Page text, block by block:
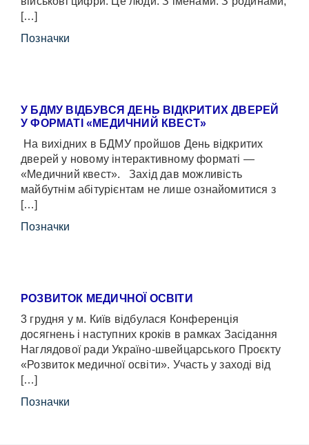
[…]
Позначки
У БДМУ ВІДБУВСЯ ДЕНЬ ВІДКРИТИХ ДВЕРЕЙ
У ФОРМАТІ «МЕДИЧНИЙ КВЕСТ»
На вихідних в БДМУ пройшов День відкритих
дверей у новому інтерактивному форматі —
«Медичний квест». Захід дав можливість
майбутнім абітурієнтам не лише ознайомитися з
[…]
Позначки
РОЗВИТОК МЕДИЧНОЇ ОСВІТИ
3 грудня у м. Київ відбулася Конференція
досягнень і наступних кроків в рамках Засідання
Наглядової ради Україно-швейцарського Проєкту
«Розвиток медичної освіти». Участь у заході від
[…]
Позначки